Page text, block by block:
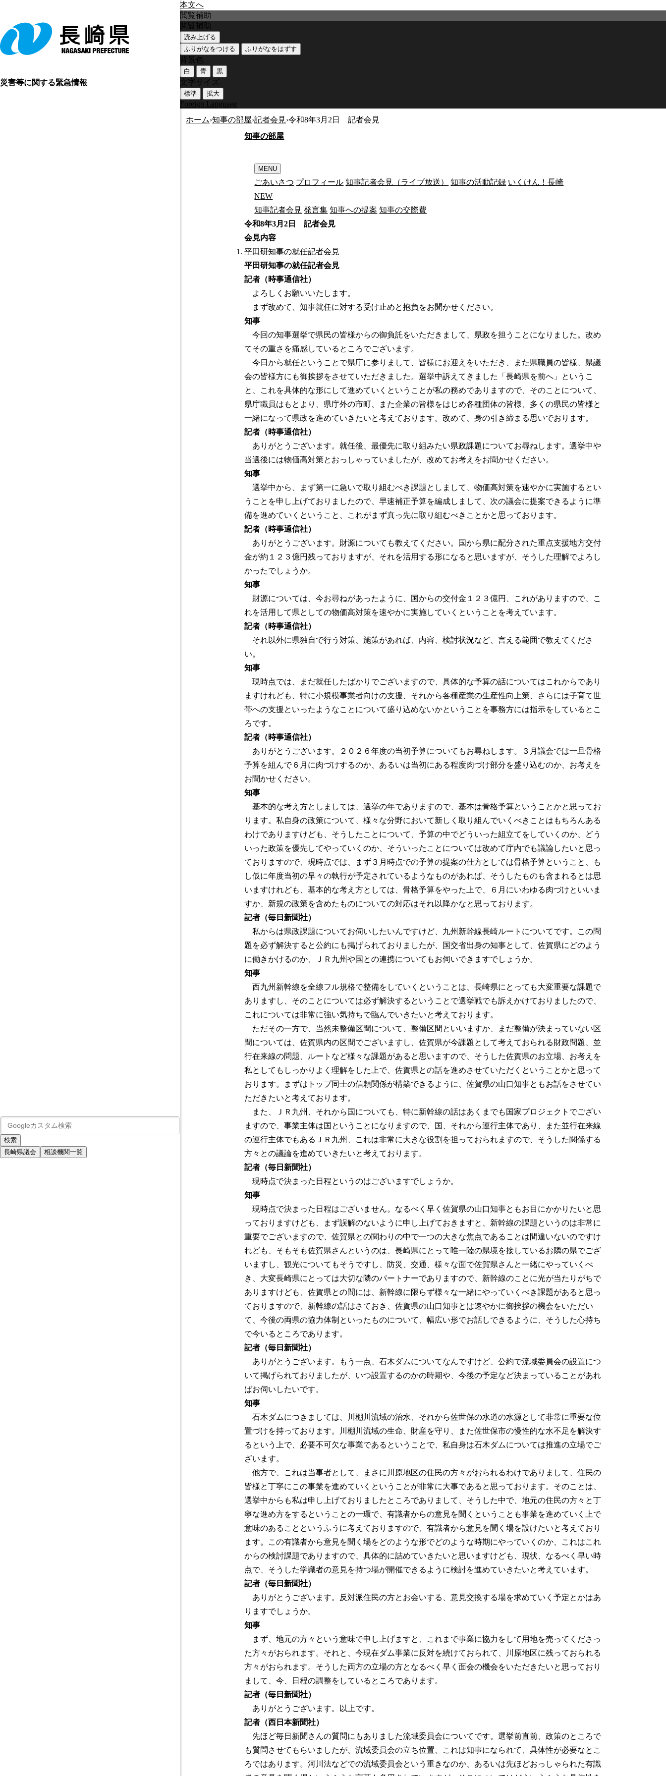
本文へ
災害等に関する緊急情報
長崎県議会 相談機関一覧
閲覧補助
閲覧補助
読み上げる
ふりがなをつける
ふりがなをはずす
背景色
白 青 黒
文字サイズ
標準 拡大
Foreign Language
ホーム›知事の部屋›記者会見›令和8年3月2日 記者会見
知事の部屋
MENU
ごあいさつ プロフィール 知事記者会見（ライブ放送） 知事の活動記録 いくけん！長崎
NEW
知事記者会見 発言集 知事への提案 知事の交際費
令和8年3月2日 記者会見
会見内容
平田研知事の就任記者会見
平田研知事の就任記者会見
記者（時事通信社）
よろしくお願いいたします。
まず改めて、知事就任に対する受け止めと抱負をお聞かせください。
知事
今回の知事選挙で県民の皆様からの御負託をいただきまして、県政を担うことになりました。改め
てその重さを痛感しているところでございます。
今日から就任ということで県庁に参りまして、皆様にお迎えをいただき、また県職員の皆様、県議
会の皆様方にも御挨拶をさせていただきました。選挙中訴えてきました「長崎県を前へ」というこ
と、これを具体的な形にして進めていくということが私の務めでありますので、そのことについて、
県庁職員はもとより、県庁外の市町、また企業の皆様をはじめ各種団体の皆様、多くの県民の皆様と
一緒になって県政を進めていきたいと考えております。改めて、身の引き締まる思いでおります。
記者（時事通信社）
ありがとうございます。就任後、最優先に取り組みたい県政課題についてお尋ねします。選挙中や
当選後には物価高対策とおっしゃっていましたが、改めてお考えをお聞かせください。
知事
選挙中から、まず第一に急いで取り組むべき課題としまして、物価高対策を速やかに実施するとい
うことを申し上げておりましたので、早速補正予算を編成しまして、次の議会に提案できるように準
備を進めていくということ、これがまず真っ先に取り組むべきことかと思っております。
記者（時事通信社）
ありがとうございます。財源についても教えてください。国から県に配分された重点支援地方交付
金が約１２３億円残っておりますが、それを活用する形になると思いますが、そうした理解でよろし
かったでしょうか。
知事
財源については、今お尋ねがあったように、国からの交付金１２３億円、これがありますので、こ
れを活用して県としての物価高対策を速やかに実施していくということを考えています。
記者（時事通信社）
それ以外に県独自で行う対策、施策があれば、内容、検討状況など、言える範囲で教えてくださ
い。
知事
現時点では、まだ就任したばかりでございますので、具体的な予算の話についてはこれからであり
ますけれども、特に小規模事業者向けの支援、それから各種産業の生産性向上策、さらには子育て世
帯への支援といったようなことについて盛り込めないかということを事務方には指示をしているとこ
ろです。
記者（時事通信社）
ありがとうございます。２０２６年度の当初予算についてもお尋ねします。３月議会では一旦骨格
予算を組んで６月に肉づけするのか、あるいは当初にある程度肉づけ部分を盛り込むのか、お考えを
お聞かせください。
知事
基本的な考え方としましては、選挙の年でありますので、基本は骨格予算ということかと思ってお
ります。私自身の政策について、様々な分野において新しく取り組んでいくべきことはもちろんある
わけでありますけども、そうしたことについて、予算の中でどういった組立てをしていくのか、どう
いった政策を優先してやっていくのか、そういったことについては改めて庁内でも議論したいと思っ
ておりますので、現時点では、まず３月時点での予算の提案の仕方としては骨格予算ということ、も
し仮に年度当初の早々の執行が予定されているようなものがあれば、そうしたものも含まれるとは思
いますけれども、基本的な考え方としては、骨格予算をやった上で、６月にいわゆる肉づけといいま
すか、新規の政策を含めたものについての対応はそれ以降かなと思っております。
記者（毎日新聞社）
私からは県政課題についてお伺いしたいんですけど、九州新幹線長崎ルートについてです。この問
題を必ず解決すると公約にも掲げられておりましたが、国交省出身の知事として、佐賀県にどのよう
に働きかけるのか、ＪＲ九州や国との連携についてもお伺いできますでしょうか。
知事
西九州新幹線を全線フル規格で整備をしていくということは、長崎県にとっても大変重要な課題で
ありますし、そのことについては必ず解決するということで選挙戦でも訴えかけておりましたので、
これについては非常に強い気持ちで臨んでいきたいと考えております。
ただその一方で、当然未整備区間について、整備区間といいますか、まだ整備が決まっていない区
間については、佐賀県内の区間でございますし、佐賀県が今課題として考えておられる財政問題、並
行在来線の問題、ルートなど様々な課題があると思いますので、そうした佐賀県のお立場、お考えを
私としてもしっかりよく理解をした上で、佐賀県との話を進めさせていただくということかと思って
おります。まずはトップ同士の信頼関係が構築できるように、佐賀県の山口知事ともお話をさせてい
ただきたいと考えております。
また、ＪＲ九州、それから国についても、特に新幹線の話はあくまでも国家プロジェクトでござい
ますので、事業主体は国ということになりますので、国、それから運行主体であり、また並行在来線
の運行主体でもあるＪＲ九州、これは非常に大きな役割を担っておられますので、そうした関係する
方々との議論を進めていきたいと考えております。
記者（毎日新聞社）
現時点で決まった日程というのはございますでしょうか。
知事
現時点で決まった日程はございません。なるべく早く佐賀県の山口知事ともお目にかかりたいと思
っておりますけども、まず誤解のないように申し上げておきますと、新幹線の課題というのは非常に
重要でございますので、佐賀県との関わりの中で一つの大きな焦点であることは間違いないのですけ
れども、そもそも佐賀県さんというのは、長崎県にとって唯一陸の県境を接しているお隣の県でござ
いますし、観光についてもそうですし、防災、交通、様々な面で佐賀県さんと一緒にやっていくべ
き、大変長崎県にとっては大切な隣のパートナーでありますので、新幹線のことに光が当たりがちで
ありますけども、佐賀県との間には、新幹線に限らず様々な一緒にやっていくべき課題があると思っ
ておりますので、新幹線の話はさておき、佐賀県の山口知事とは速やかに御挨拶の機会をいただい
て、今後の両県の協力体制といったものについて、幅広い形でお話しできるように、そうした心持ち
で今いるところであります。
記者（毎日新聞社）
ありがとうございます。もう一点、石木ダムについてなんですけど、公約で流域委員会の設置につ
いて掲げられておりましたが、いつ設置するのかの時期や、今後の予定など決まっていることがあれ
ばお伺いしたいです。
知事
石木ダムにつきましては、川棚川流域の治水、それから佐世保の水道の水源として非常に重要な位
置づけを持っております。川棚川流域の生命、財産を守り、また佐世保市の慢性的な水不足を解決す
るという上で、必要不可欠な事業であるということで、私自身は石木ダムについては推進の立場でご
ざいます。
他方で、これは当事者として、まさに川原地区の住民の方々がおられるわけでありまして、住民の
皆様と丁寧にこの事業を進めていくということが非常に大事であると思っております。そのことは、
選挙中からも私は申し上げておりましたところでありまして、そうした中で、地元の住民の方々と丁
寧な進め方をするということの一環で、有識者からの意見を聞くということも事業を進めていく上で
意味のあることというふうに考えておりますので、有識者から意見を聞く場を設けたいと考えており
ます。この有識者から意見を聞く場をどのような形でどのような時期にやっていくのか、これはこれ
からの検討課題でありますので、具体的に詰めていきたいと思いますけども、現状、なるべく早い時
点で、そうした学識者の意見を持つ場が開催できるように検討を進めていきたいと考えています。
記者（毎日新聞社）
ありがとうございます。反対派住民の方とお会いする、意見交換する場を求めていく予定とかはあ
りますでしょうか。
知事
まず、地元の方々という意味で申し上げますと、これまで事業に協力をして用地を売ってくださっ
た方々がおられます。それと、今現在ダム事業に反対を続けておられて、川原地区に残っておられる
方々がおられます。そうした両方の立場の方となるべく早く面会の機会をいただきたいと思っており
まして、今、日程の調整をしているところであります。
記者（毎日新聞社）
ありがとうございます。以上です。
記者（西日本新聞社）
先ほど毎日新聞さんの質問にもありました流域委員会についてです。選挙前直前、政策のところで
も質問させてもらいましたが、流域委員会の立ち位置、これは知事になられて、具体性が必要なとこ
ろではあります。河川法などでの流域委員会という重きなのか、あるいは先ほどおっしゃられた有識